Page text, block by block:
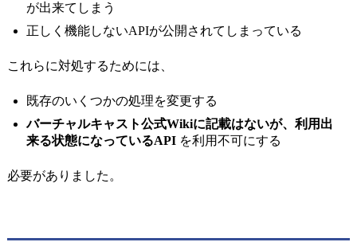
が出来てしまう
正しく機能しないAPIが公開されてしまっている
これらに対処するためには、
既存のいくつかの処理を変更する
バーチャルキャスト公式Wikiに記載はないが、利用出
来る状態になっているAPIを利用不可にする
必要がありました。